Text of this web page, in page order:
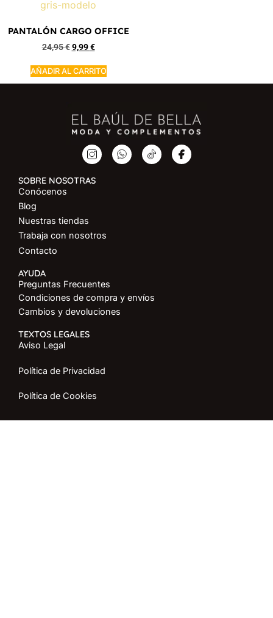
PANTALÓN CARGO OFFICE
24,95€ 9,99€
AÑADIR AL CARRITO
SOBRE NOSOTRAS
Conócenos
Blog
Nuestras tiendas
Trabaja con nosotros
Contacto
AYUDA
Preguntas Frecuentes
Condiciones de compra y envíos
Cambios y devoluciones
TEXTOS LEGALES
Aviso Legal
Política de Privacidad
Política de Cookies